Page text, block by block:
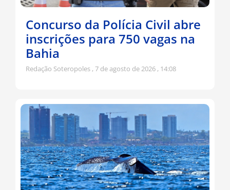
Concurso da Polícia Civil abre
inscrições para 750 vagas na
Bahia
Redação Soteropoles 7 de agosto de 2026 14:08